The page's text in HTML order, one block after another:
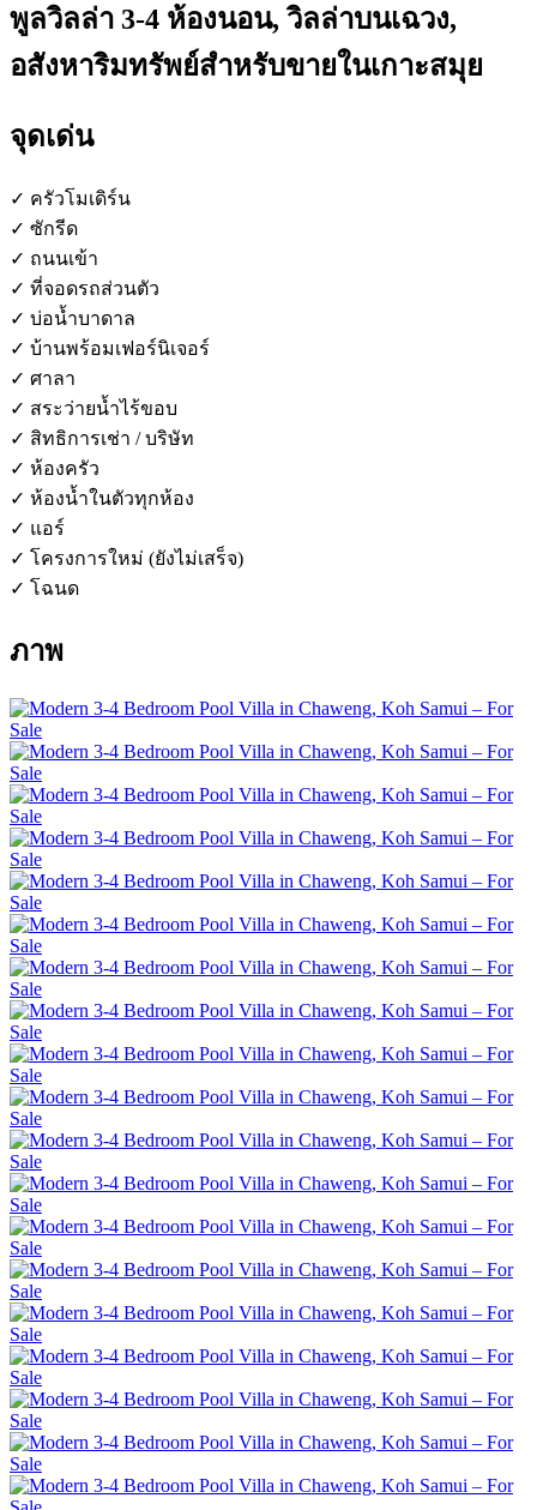
พูลวิลล่า 3-4 ห้องนอน, วิลล่าบนเฉวง,
อสังหาริมทรัพย์สำหรับขายในเกาะสมุย
จุดเด่น
✓ ครัวโมเดิร์น
✓ ซักรีด
✓ ถนนเข้า
✓ ที่จอดรถส่วนตัว
✓ บ่อน้ำบาดาล
✓ บ้านพร้อมเฟอร์นิเจอร์
✓ ศาลา
✓ สระว่ายน้ำไร้ขอบ
✓ สิทธิการเช่า / บริษัท
✓ ห้องครัว
✓ ห้องน้ำในตัวทุกห้อง
✓ แอร์
✓ โครงการใหม่ (ยังไม่เสร็จ)
✓ โฉนด
ภาพ